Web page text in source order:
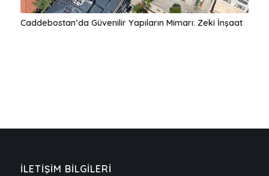
Caddebostan’da Güvenilir Yapıların Mimarı: Zeki İnşaat
İLETİŞİM BİLGİLERİ